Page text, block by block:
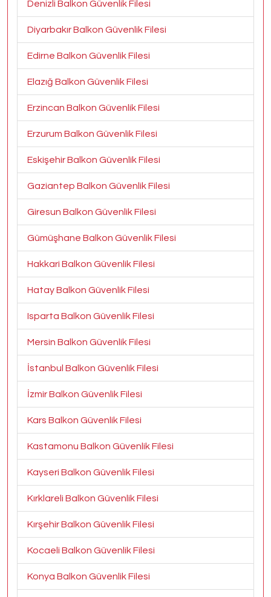
Denizli Balkon Güvenlik Filesi
Diyarbakır Balkon Güvenlik Filesi
Edirne Balkon Güvenlik Filesi
Elazığ Balkon Güvenlik Filesi
Erzincan Balkon Güvenlik Filesi
Erzurum Balkon Güvenlik Filesi
Eskişehir Balkon Güvenlik Filesi
Gaziantep Balkon Güvenlik Filesi
Giresun Balkon Güvenlik Filesi
Gümüşhane Balkon Güvenlik Filesi
Hakkari Balkon Güvenlik Filesi
Hatay Balkon Güvenlik Filesi
Isparta Balkon Güvenlik Filesi
Mersin Balkon Güvenlik Filesi
İstanbul Balkon Güvenlik Filesi
İzmir Balkon Güvenlik Filesi
Kars Balkon Güvenlik Filesi
Kastamonu Balkon Güvenlik Filesi
Kayseri Balkon Güvenlik Filesi
Kırklareli Balkon Güvenlik Filesi
Kırşehir Balkon Güvenlik Filesi
Kocaeli Balkon Güvenlik Filesi
Konya Balkon Güvenlik Filesi